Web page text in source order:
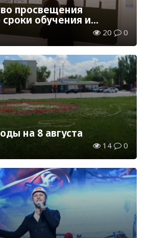
просвещения
обучения и
2027 учебный год
20 0
на 8 августа
14 0